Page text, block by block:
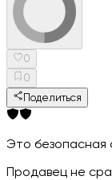
0
0
Поделиться
Это безопасная
Продавец не